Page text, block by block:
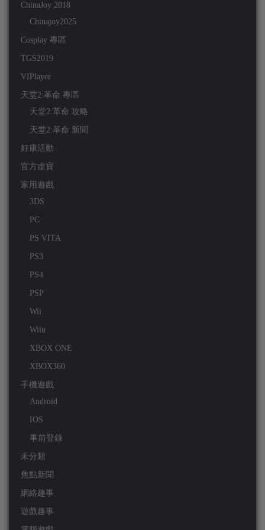
ChinaJoy 2018
Chinajoy2025
Cosplay 專區
TGS2019
VIPlayer
天堂2:革命 專區
天堂2:革命 攻略
天堂2:革命 新聞
好康活動
官方虛寶
家用遊戲
3DS
PC
PS VITA
PS3
PS4
PSP
Wii
Wiiu
XBOX ONE
XBOX360
手機遊戲
Android
IOS
事前登錄
未分類
焦點新聞
網絡趣事
遊戲趣事